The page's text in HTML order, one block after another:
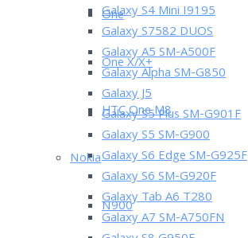
One
One X/X+
HTC One M8
Nokia
N900
Galaxy S4 Mini I9195
Galaxy S7582 DUOS
Galaxy A5 SM-A500F
Galaxy Alpha SM-G850
Galaxy J5
Galaxy S5 Plus SM-G901F
Galaxy S5 SM-G900
Galaxy S6 Edge SM-G925F
Galaxy S6 SM-G920F
Galaxy Tab A6 T280
Galaxy A7 SM-A750FN